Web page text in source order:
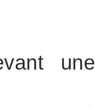
une